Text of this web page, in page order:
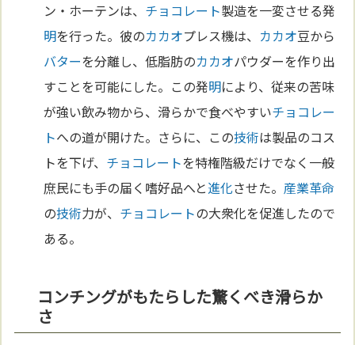
ン・ホーテンは、 チョコレート製造を一変させる発
明を行った。彼のカカオプレス機は、 カカオ豆から
バターを分離し、低脂肪のカカオパウダーを作り出
すことを可能にした。この発明により、従来の苦味
が強い飲み物から、滑らかで食べやすいチョコレー
トへの道が開けた。さらに、この技術は製品のコス
トを下げ、 チョコレートを特権階級だけでなく一般
庶民にも手の届く嗜好品へと進化させた。産業革命
の技術力が、 チョコレートの大衆化を促進したので
ある。
コンチングがもたらした驚くべき滑らか
さ